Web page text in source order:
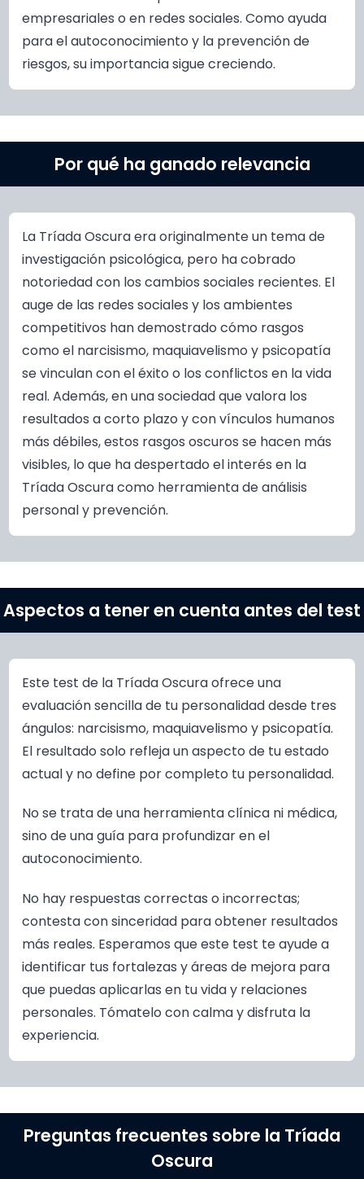
empresariales o en redes sociales. Como ayuda
para el autoconocimiento y la prevención de
riesgos, su importancia sigue creciendo.
Por qué ha ganado relevancia
La Tríada Oscura era originalmente un tema de
investigación psicológica, pero ha cobrado
notoriedad con los cambios sociales recientes. El
auge de las redes sociales y los ambientes
competitivos han demostrado cómo rasgos
como el narcisismo, maquiavelismo y psicopatía
se vinculan con el éxito o los conflictos en la vida
real. Además, en una sociedad que valora los
resultados a corto plazo y con vínculos humanos
más débiles, estos rasgos oscuros se hacen más
visibles, lo que ha despertado el interés en la
Tríada Oscura como herramienta de análisis
personal y prevención.
Aspectos a tener en cuenta antes del test
Este test de la Tríada Oscura ofrece una
evaluación sencilla de tu personalidad desde tres
ángulos: narcisismo, maquiavelismo y psicopatía.
El resultado solo refleja un aspecto de tu estado
actual y no define por completo tu personalidad.
No se trata de una herramienta clínica ni médica,
sino de una guía para profundizar en el
autoconocimiento.
No hay respuestas correctas o incorrectas;
contesta con sinceridad para obtener resultados
más reales. Esperamos que este test te ayude a
identificar tus fortalezas y áreas de mejora para
que puedas aplicarlas en tu vida y relaciones
personales. Tómatelo con calma y disfruta la
experiencia.
Preguntas frecuentes sobre la Tríada
Oscura